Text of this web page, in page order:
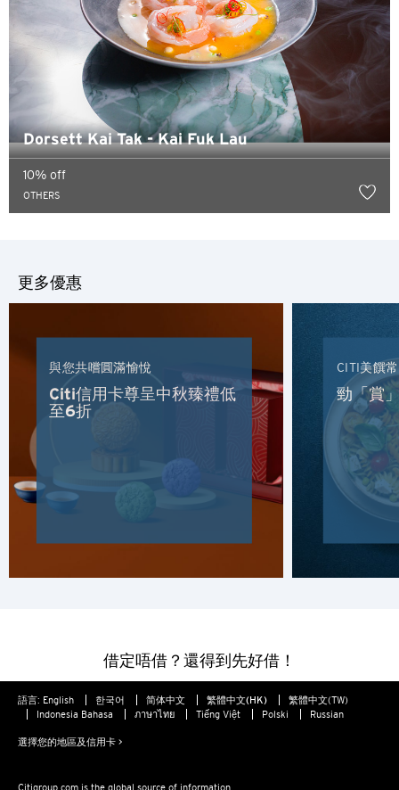
Dorsett Kai Tak - Kai Fuk Lau
10% off
OTHERS
更多優惠
與您共嚐圓滿愉悅
Citi信用卡尊呈中秋臻禮低
至6折
CITI美饌
勁「賞
借定唔借？還得到先好借！
語言: English 한국어 简体中文 繁體中文(HK)
繁體中文(TW)
Indonesia Bahasa
ภาษาไทย Tiếng Việt Polski Russian
選擇您的地區及信用卡 >
Citigroup.com is the global source of information
確認
熱門地方
悉尼, 澳洲
新加坡
曼谷, 泰國
香港
香港
香港島, 香港
九龍, 香港
香港島, 香港
K